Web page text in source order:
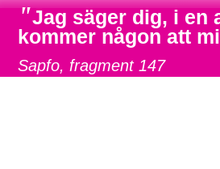
"Jag säger dig, i en
kommer någon att
Sapfo, fragment 147